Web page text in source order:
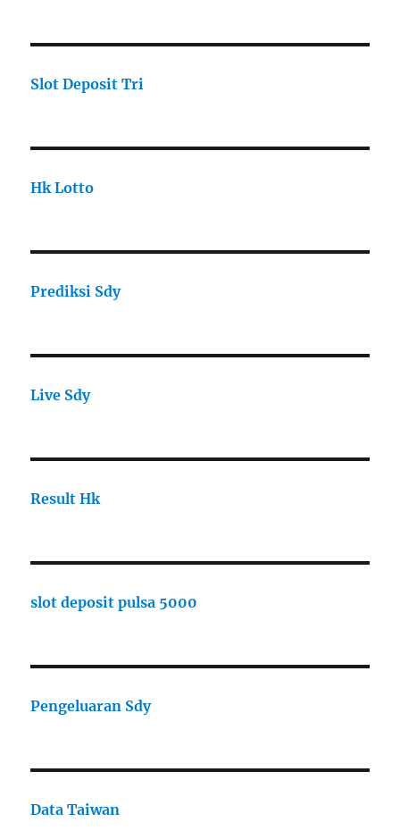
Slot Deposit Tri
Hk Lotto
Prediksi Sdy
Live Sdy
Result Hk
slot deposit pulsa 5000
Pengeluaran Sdy
Data Taiwan